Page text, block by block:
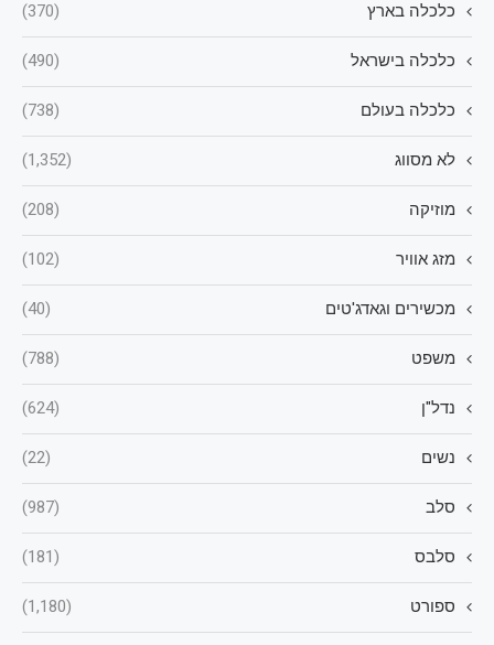
כלכלה בארץ (370)
כלכלה בישראל (490)
כלכלה בעולם (738)
לא מסווג (1,352)
מוזיקה (208)
מזג אוויר (102)
מכשירים וגאדג'טים (40)
משפט (788)
נדל"ן (624)
נשים (22)
סלב (987)
סלבס (181)
ספורט (1,180)